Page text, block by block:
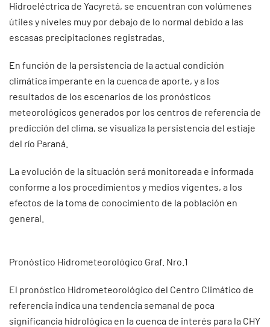
Hidroeléctrica de Yacyretá, se encuentran con volúmenes
útiles y niveles muy por debajo de lo normal debido a las
escasas precipitaciones registradas.
En función de la persistencia de la actual condición
climática imperante en la cuenca de aporte, y a los
resultados de los escenarios de los pronósticos
meteorológicos generados por los centros de referencia de
predicción del clima, se visualiza la persistencia del estiaje
del río Paraná.
La evolución de la situación será monitoreada e informada
conforme a los procedimientos y medios vigentes, a los
efectos de la toma de conocimiento de la población en
general.
Pronóstico Hidrometeorológico Graf. Nro.1
El pronóstico Hidrometeorológico del Centro Climático de
referencia indica una tendencia semanal de poca
significancia hidrológica en la cuenca de interés para la CHY